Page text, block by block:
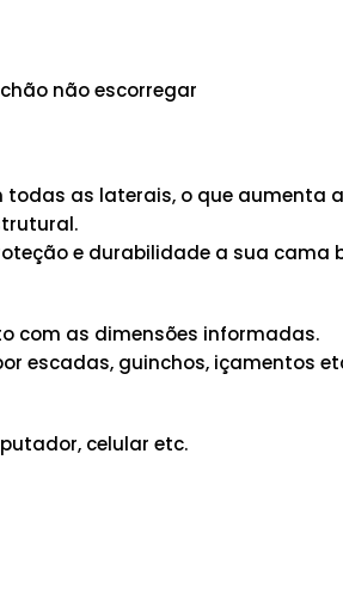
não escorregar
todas as laterais, o que
e durabilidade a sua cama
com as dimensões informadas.
escadas, guinchos, içamentos
celular etc.